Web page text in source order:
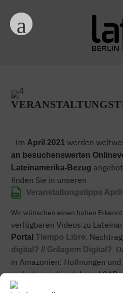
ImApril 2021 werden
an besuchenswerten
Lateinamerika-Bezug
finden Sie in unseren
Veranstaltungstipps April
Wir wünschen einen hohen
verfügbaren Videos zu
PortalTiempo Libre.
digital? // Grilagem Digital?
in Amazonien: Hoffnungen
cadastro ambiental rural CAR
e controversas. Am